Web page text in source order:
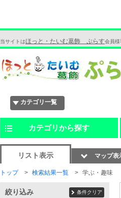
当サイトはほっと・たいむ葛飾 ぷらす会員様
カテゴリ一覧
カテゴリから探す
リスト表示 マップ表
トップ 検索結果一覧 学ぶ・趣味
絞り込み 条件クリア